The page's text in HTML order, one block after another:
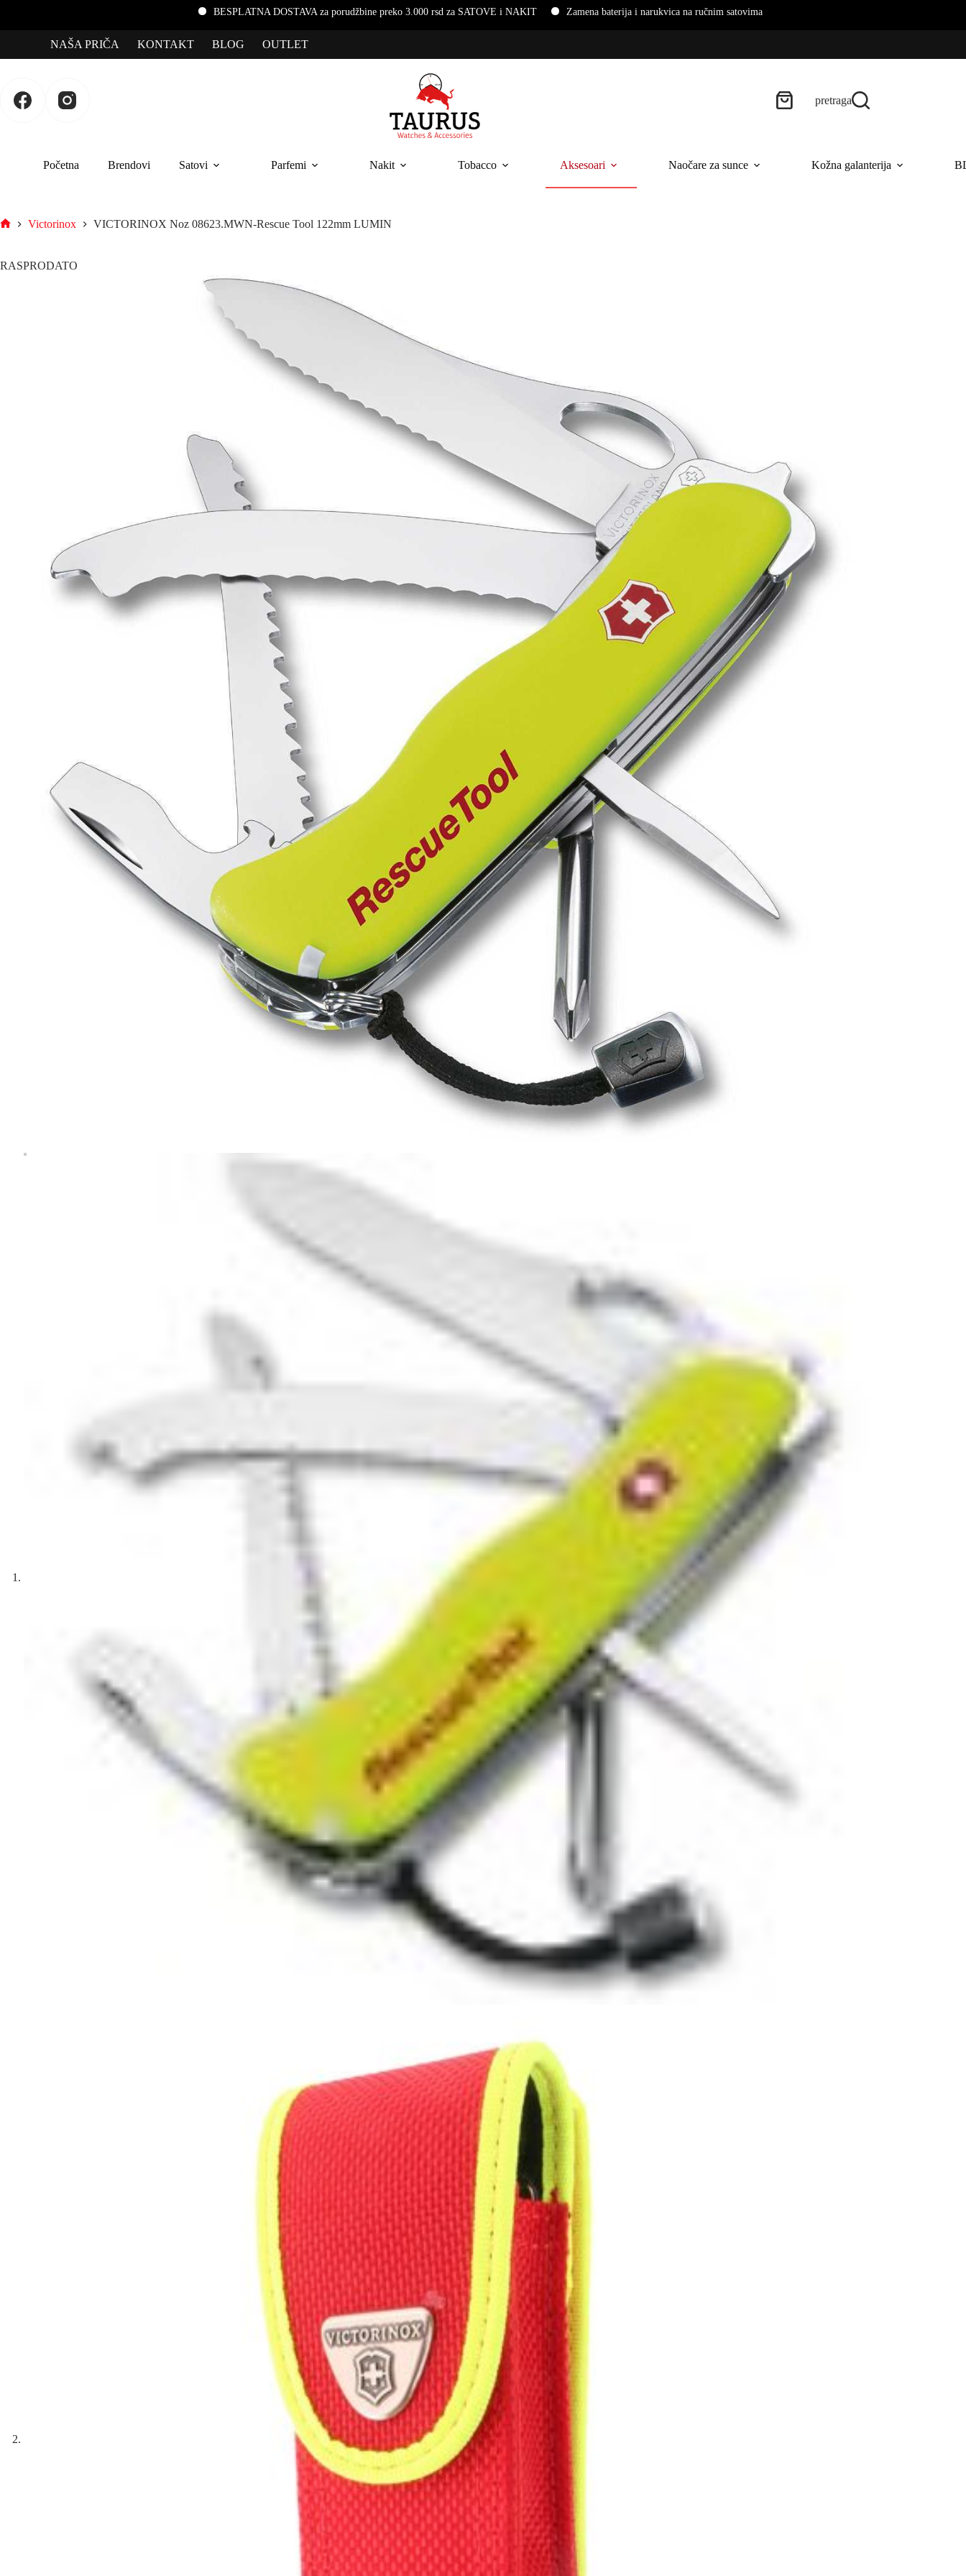
BESPLATNA DOSTAVA za porudžbine preko 3.000 rsd za SATOVE i NAKIT Zamena baterija i narukvica na ručnim satovima
NAŠA PRIČA KONTAKT BLOG OUTLET
pretraga
Početna Brendovi Satovi Parfemi Nakit Tobacco Aksesoari Naočare za sunce Kožna galanterija
Victorinox VICTORINOX Noz 08623.MWN-Rescue Tool 122mm LUMIN
RASPRODATO